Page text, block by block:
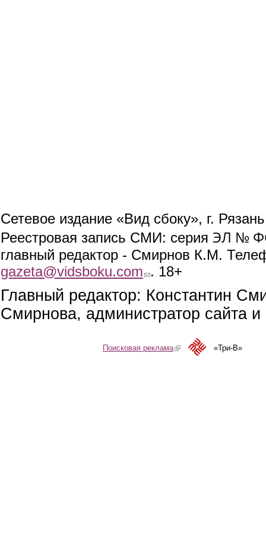
Сетевое издание «Вид сбоку», г.
Реестровая запись СМИ: серия ЭЛ №
главный редактор - Смирнов К.М.
gazeta@vidsboku.com (link sends e-mail)
. 18+
Главный редактор: Константин
Смирнова, администратор сайта
Поисковая реклама(link is external)«Три-В»